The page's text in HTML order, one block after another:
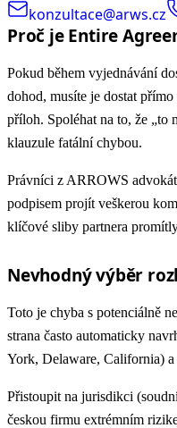
konzultace@arws.cz
Proč je Entire
Pokud během vyjednávání
dohod, musíte je dostat
příloh. Spoléhat na to, že „to
klauzule fatální chybou.
Právníci z ARROWS
podpisem projít veškerou
klíčové sliby partnera
Nevhodný výběr
Toto je chyba s potenciálně
strana často automaticky
York, Delaware, California)
Přistoupit na jurisdikci
českou firmu extrémním